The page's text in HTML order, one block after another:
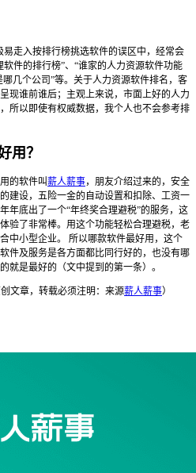
走入按排行榜挑选软件的误区中，经常会
件的排行榜”、“谁家的人力资源软件功能
几个公司”等。关于人力资源软件排名，客
现谁前谁后；主观上来说，市面上好的人力
所以即使有权威数据，我个人也不会参考排
用？
的软件叫薪人薪事，朋友介绍过来的，安全
建设，五险一金的自动设置和扣除、工资一
年底出了一个“年终奖合理避税”的服务，这
验了非常棒。用这个功能轻松合理避税，老
中小型企业。 所以哪款软件最好用，这个
件及服务是各方面都比同行好的，也没有哪
就是最好的（文中提到的第一条）。
文章，转载必须注明：来源薪人薪事）